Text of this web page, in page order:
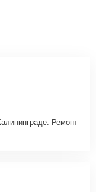
Ремонт